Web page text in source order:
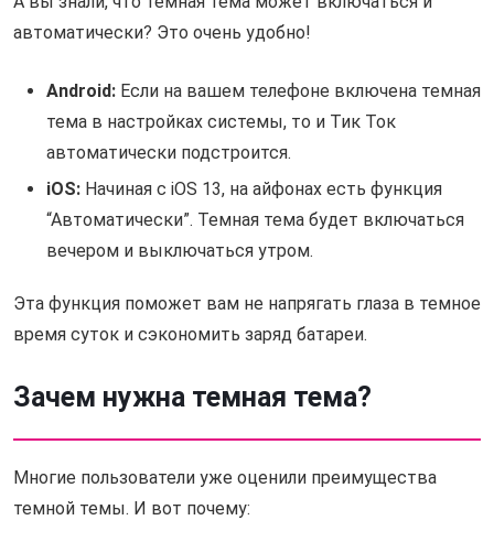
автоматически? Это очень удобно!
Android: Если на вашем телефоне включена темная
тема в настройках системы, то и Тик Ток
автоматически подстроится.
iOS: Начиная с iOS 13, на айфонах есть функция
“Автоматически”. Темная тема будет включаться
вечером и выключаться утром.
Эта функция поможет вам не напрягать глаза в темное
время суток и сэкономить заряд батареи.
Зачем нужна темная тема?
Многие пользователи уже оценили преимущества
темной темы. И вот почему: